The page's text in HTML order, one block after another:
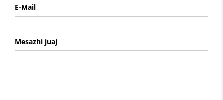
E-Mail
Mesazhi juaj